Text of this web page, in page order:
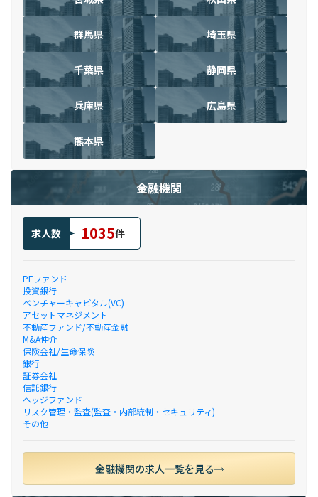
群馬県 埼玉県
千葉県 静岡県
兵庫県 広島県
熊本県
金融機関
求人数 1035件
PEファンド
投資銀行
ベンチャーキャピタル(VC)
アセットマネジメント
不動産ファンド/不動産金融
M&A仲介
保険会社/生命保険
銀行
証券会社
信託銀行
ヘッジファンド
リスク管理・監査(監査・内部統制・セキュリティ)
その他
金融機関の求人一覧を見る